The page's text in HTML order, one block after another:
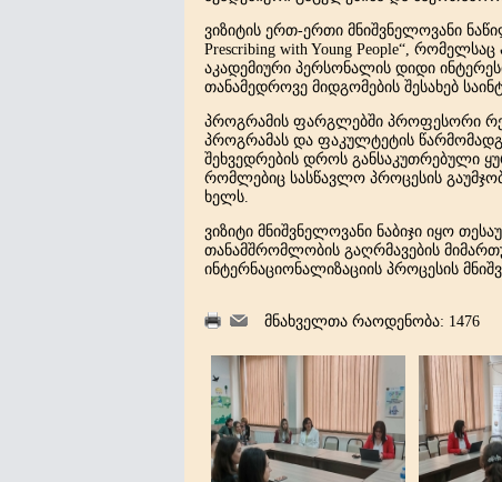
ვიზიტის ერთ-ერთი მნიშვნელოვანი
Prescribing with Young People“, რომელსაც
აკადემიური პერსონალის დიდი
თანამედროვე მიდგომების შესახებ
პროგრამის ფარგლებში პროფესორი
პროგრამას და ფაკულტეტის
შეხვედრების დროს განსაკუთრებული
რომლებიც სასწავლო პროცესის
ხელს.
ვიზიტი მნიშვნელოვანი ნაბიჯი იყო
თანამშრომლობის გაღრმავების
ინტერნაციონალიზაციის პროცესის
მნახველთა რაოდენობა: 1476